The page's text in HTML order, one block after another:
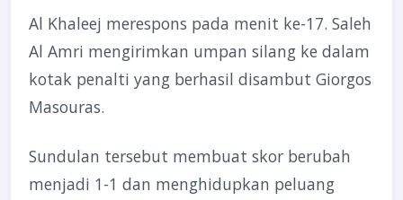
Al Khaleej merespons pada menit ke-17. Saleh
Al Amri mengirimkan umpan silang ke dalam
kotak penalti yang berhasil disambut Giorgos
Masouras.
Sundulan tersebut membuat skor berubah
menjadi 1-1 dan menghidupkan peluang